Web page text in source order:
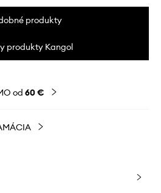
produkty
produkty Kangol
od 60 €